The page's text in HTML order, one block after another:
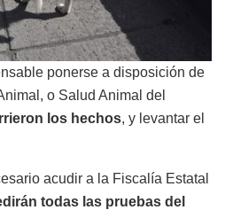
ponerse a disposición de
o Salud Animal del
los hechos, y levantar el
acudir a la Fiscalía Estatal
todas las pruebas del